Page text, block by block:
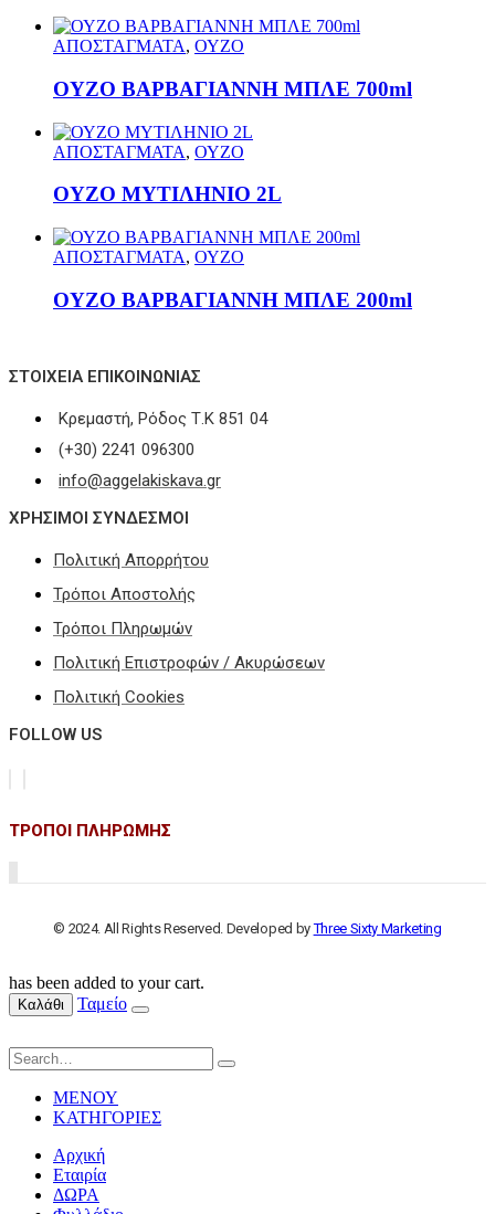
ΑΠΟΣΤΑΓΜΑΤΑ, ΟΥΖΟ
ΟΥΖΟ ΒΑΡΒΑΓΙΑΝΝΗ ΜΠΛΕ 700ml
ΑΠΟΣΤΑΓΜΑΤΑ, ΟΥΖΟ
ΟΥΖΟ ΜΥΤΙΛΗΝΙΟ 2L
ΑΠΟΣΤΑΓΜΑΤΑ, ΟΥΖΟ
ΟΥΖΟ ΒΑΡΒΑΓΙΑΝΝΗ ΜΠΛΕ 200ml
ΣΤΟΙΧΕΊΑ ΕΠΙΚΟΙΝΩΝΊΑΣ
Κρεμαστή, Ρόδος Τ.Κ 851 04
(+30) 2241 096300
info@aggelakiskava.gr
ΧΡΗΣΙΜΟΙ ΣΥΝΔΕΣΜΟΙ
Πολιτική Απορρήτου
Τρόποι Αποστολής
Τρόποι Πληρωμών
Πολιτική Επιστροφών / Ακυρώσεων
Πολιτική Cookies
FOLLOW US
ΤΡΟΠΟΙ ΠΛΗΡΩΜΗΣ
© 2024. All Rights Reserved. Developed byThree Sixty Marketing
has been added to your cart.
Καλάθι Ταμείο
ΜΕΝΟΥ
ΚΑΤΗΓΟΡΙΕΣ
Αρχική
Εταιρία
ΔΩΡΑ